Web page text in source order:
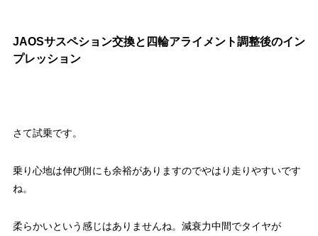
JAOSサスペション交換と四輪アライメント調整後のイン
プレッション
さて試乗です。
乗り心地は伸び側にも余裕がありますのでやはり走りやすいです
ね。
柔らかいという感じはありませんね。減衰力中間でタイヤが